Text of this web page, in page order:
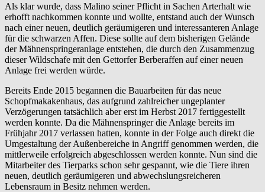
Als klar wurde, dass Malino seiner Pflicht in Sachen Arterhalt wie
erhofft nachkommen konnte und wollte, entstand auch der Wunsch
nach einer neuen, deutlich geräumigeren und interessanteren Anlage
für die schwarzen Affen. Diese sollte auf dem bisherigen Gelände
der Mähnenspringeranlage entstehen, die durch den Zusammenzug
dieser Wildschafe mit den Gettorfer Berberaffen auf einer neuen
Anlage frei werden würde.
Bereits Ende 2015 begannen die Bauarbeiten für das neue
Schopfmakakenhaus, das aufgrund zahlreicher ungeplanter
Verzögerungen tatsächlich aber erst im Herbst 2017 fertiggestellt
werden konnte. Da die Mähnenspringer die Anlage bereits im
Frühjahr 2017 verlassen hatten, konnte in der Folge auch direkt die
Umgestaltung der Außenbereiche in Angriff genommen werden, die
mittlerweile erfolgreich abgeschlossen werden konnte. Nun sind die
Mitarbeiter des Tierparks schon sehr gespannt, wie die Tiere ihren
neuen, deutlich geräumigeren und abwechslungsreicheren
Lebensraum in Besitz nehmen werden.